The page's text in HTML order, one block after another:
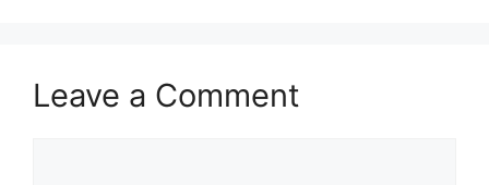
Leave a Comment